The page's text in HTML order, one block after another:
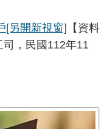
[另開新視窗] 【資料
，民國112年11